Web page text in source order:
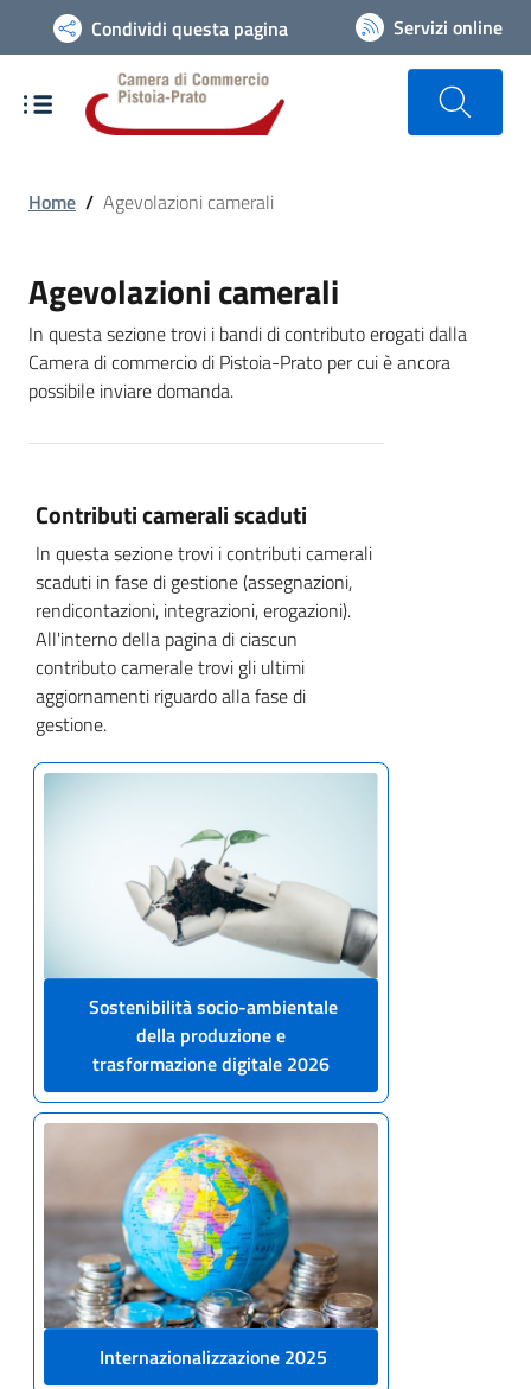
Vai alla navigazione del sito
Condividi questa pagina Servizi online
Home / Agevolazioni camerali
Agevolazioni camerali
In questa sezione trovi i bandi di contributo erogati dalla
Camera di commercio di Pistoia-Prato per cui è ancora
possibile inviare domanda.
Contributi camerali
Contributi camerali scaduti
In questa sezione trovi i contributi camerali
scaduti in fase di gestione (assegnazioni,
rendicontazioni, integrazioni, erogazioni).
All'interno della pagina di ciascun
contributo camerale trovi gli ultimi
aggiornamenti riguardo alla fase di
gestione.
Sostenibilità socio-ambientale
della produzione e
trasformazione digitale 2026
Internazionalizzazione 2025